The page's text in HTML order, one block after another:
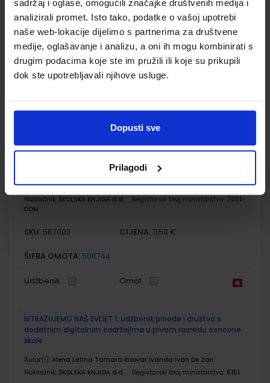
sadržaj i oglase, omogućili značajke društvenih medija i
analizirali promet. Isto tako, podatke o vašoj upotrebi
naše web-lokacije dijelimo s partnerima za društvene
medije, oglašavanje i analizu, a oni ih mogu kombinirati s
drugim podacima koje ste im pružili ili koje su prikupili
dok ste upotrebljavali njihove usluge.
Dopusti sve
Prilagodi
E-SVIJET 1; radni udžbenik informatike s dodatnim
digitalnim sadržajima u prvom razredu osnovne škole
Autor(i):Blagus Ljubić Klemše Flisar Odorčić Bubica Ružić Mihočka
Nakladnik: ŠKOLSKA KNJIGA d.d. Registarski broj ministarstva:7001
SKU: CIJENA:
Autor(i):Josipa Blagus Marijana Šundov
Nakladnik: ŠKOLSKA KNJIGA d.d. Registarski broj ministarstva: 7001-
DOM
SKU: 567003 CIJENA: 11,50 €
ŠIFRA OMOTA: 500744
Udžbenik Omot
ISTRAŽUJEMO NAŠ SVIJET 1; udžbenik prirode i društva s
dodatnim digitalnim sadržajima u prvom razredu osnovne
škole
Autor(i): Alena Letina Tamara Kisovar Ivanda Ivan De Zan
Nakladnik: ŠKOLSKA KNJIGA d.d. Registarski broj ministarstva: 6151